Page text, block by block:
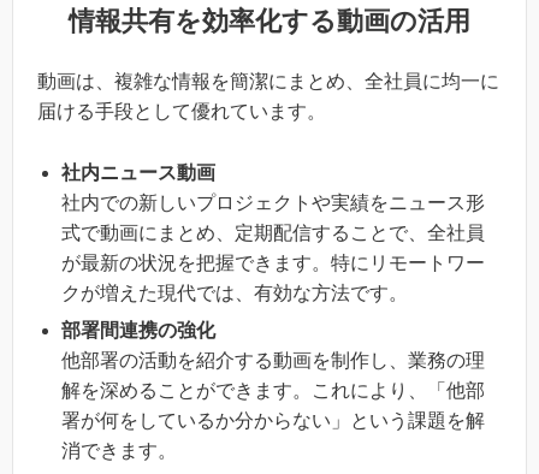
情報共有を効率化する動画の活用
動画は、複雑な情報を簡潔にまとめ、全社員に均一に
届ける手段として優れています。
社内ニュース動画
社内での新しいプロジェクトや実績をニュース形
式で動画にまとめ、定期配信することで、全社員
が最新の状況を把握できます。特にリモートワー
クが増えた現代では、有効な方法です。
部署間連携の強化
他部署の活動を紹介する動画を制作し、業務の理
解を深めることができます。これにより、「他部
署が何をしているか分からない」という課題を解
消できます。